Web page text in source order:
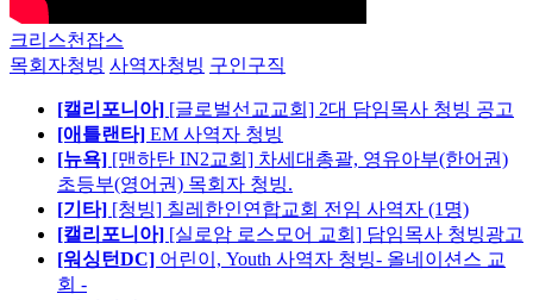
크리스천잡스
목회자청빙 사역자청빙 구인구직
[캘리포니아] [글로벌선교교회] 2대 담임목사 청빙 공고
[애틀랜타] EM 사역자 청빙
[뉴욕] [맨하탄 IN2교회] 차세대총괄, 영유아부(한어권)
초등부(영어권) 목회자 청빙.
[기타] [청빙] 칠레한인연합교회 전임 사역자 (1명)
[캘리포니아] [실로암 로스모어 교회] 담임목사 청빙광고
[워싱턴DC] 어린이, Youth 사역자 청빙- 올네이션스 교
회 -